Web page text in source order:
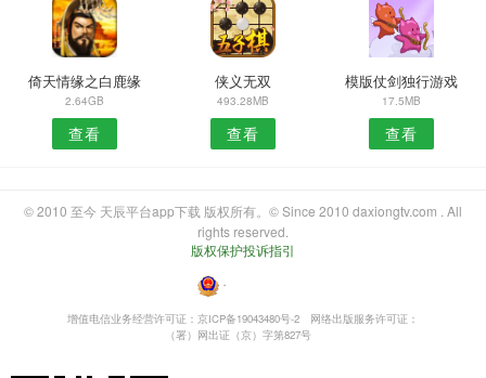
倚天情缘之白鹿缘
2.64GB
查看
侠义无双
493.28MB
查看
模版仗剑独行游戏
17.5MB
查看
© 2010 至今 天辰平台app下载 版权所有。© Since 2010 daxiongtv.com . All
rights reserved.
版权保护投诉指引
・
增值电信业务经营许可证：京ICP备19043480号-2
网络出版服务许可证：
（署）网出证（京）字第827号